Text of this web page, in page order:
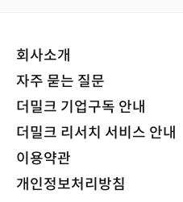
회사소개
자주 묻는 질문
더밀크 기업구독 안내
더밀크 리서치 서비스 안내
이용약관
개인정보처리방침